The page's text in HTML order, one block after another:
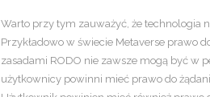
Warto przy tym zauważyć, że technologia
Przykładowo w świecie Metaverse prawo
zasadami RODO nie zawsze mogą być w
użytkownicy powinni mieć prawo do